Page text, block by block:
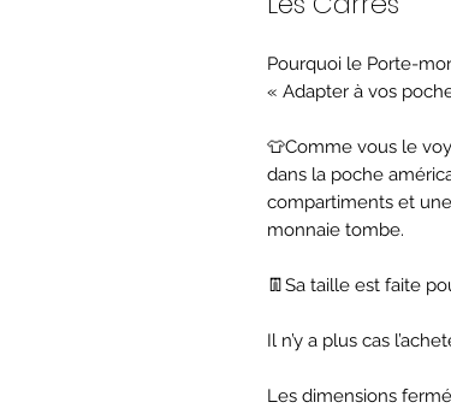
Pourquoi le Porte-
« Adapter à vos
👕Comme vous le
dans la poche
compartiments et
monnaie tombe.
👖Sa taille est faite
Il n’y a plus cas
Les dimensions